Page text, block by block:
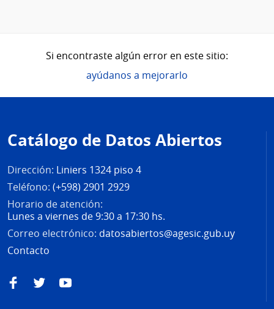
Si encontraste algún error en este sitio:
ayúdanos a mejorarlo
de
página
Catálogo de Datos Abiertos
Dirección: Liniers 1324 piso 4
Teléfono: (+598) 2901 2929
Horario de atención:
Lunes a viernes de 9:30 a 17:30 hs.
Correo electrónico: datosabiertos@agesic.gub.uy
Contacto
FacebookTwitterYouTube